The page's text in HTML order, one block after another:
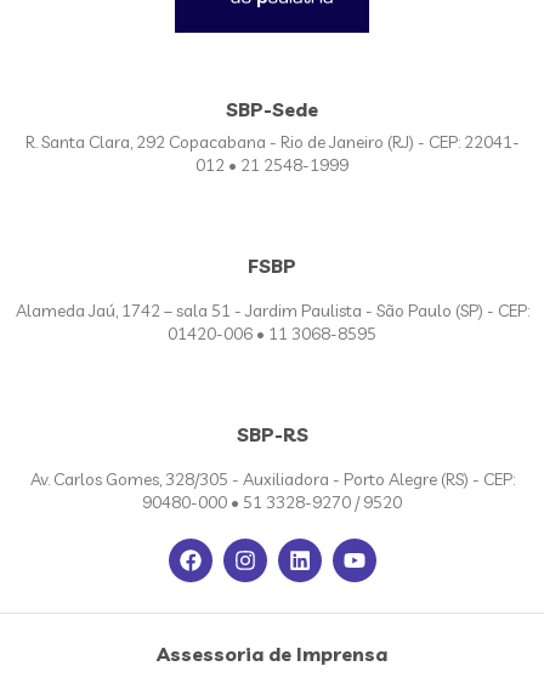
SBP-Sede
R. Santa Clara, 292 Copacabana - Rio de Janeiro (RJ) - CEP: 22041-
012 • 21 2548-1999
FSBP
Alameda Jaú, 1742 – sala 51 - Jardim Paulista - São Paulo (SP) - CEP:
01420-006 • 11 3068-8595
SBP-RS
Av. Carlos Gomes, 328/305 - Auxiliadora - Porto Alegre (RS) - CEP:
90480-000 • 51 3328-9270 / 9520
Assessoria de Imprensa